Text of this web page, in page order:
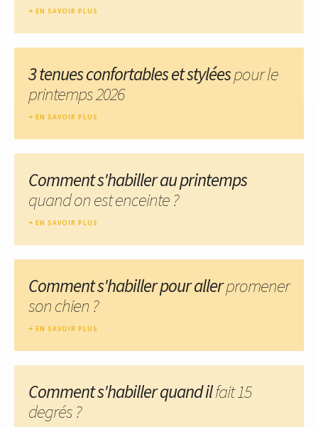
EN SAVOIR PLUS
3 tenues confortables et styléespour le
printemps 2026
EN SAVOIR PLUS
Comment s'habiller au printemps
quand on est enceinte ?
EN SAVOIR PLUS
Comment s'habiller pour allerpromener
son chien ?
EN SAVOIR PLUS
Comment s'habiller quand ilfait 15
degrés ?